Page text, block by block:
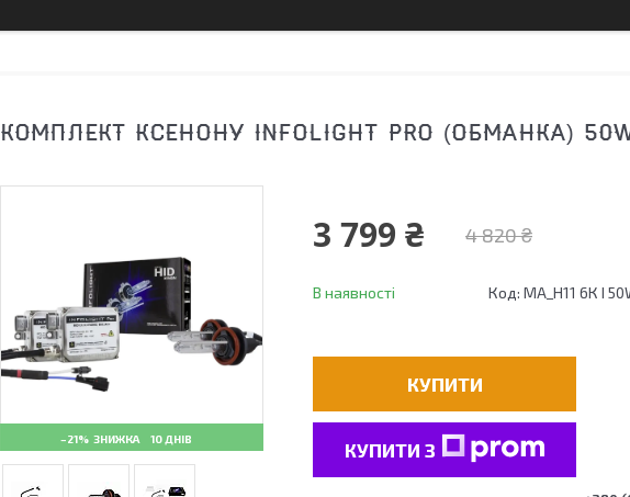
КОМПЛЕКТ КСЕНОНУ INFOLIGHT PRO (ОБМАНКА)
–21% 10 ДНІВ
4 820 ₴
3 799 ₴
В наявності Код: MA_Н11 6К I
КУПИТИ
КУПИТИ З